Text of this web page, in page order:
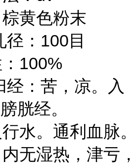
黄色粉末
：100目
100%
苦，凉。入
胱经。
。通利血脉。
湿热，津亏，